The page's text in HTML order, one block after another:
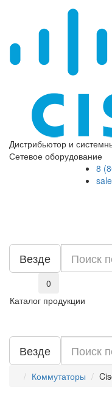
Дистрибьютор и
Сетевое оборудование
8
Везде
0
Каталог продукции
Везде
Коммутаторы